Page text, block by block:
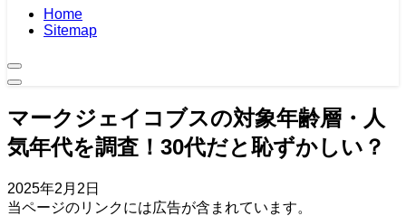
Home
Sitemap
マークジェイコブスの対象年齢層・人
気年代を調査！30代だと恥ずかしい？
2025年2月2日
当ページのリンクには広告が含まれています。